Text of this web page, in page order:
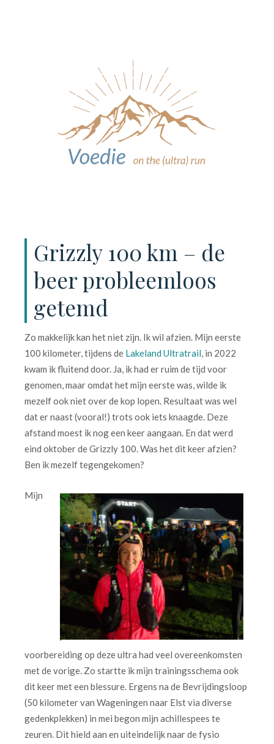
Grizzly 100 km – de
beer probleemloos
getemd
Zo makkelijk kan het niet zijn. Ik wil afzien. Mijn eerste
100 kilometer, tijdens de Lakeland Ultratrail, in 2022
kwam ik fluitend door. Ja, ik had er ruim de tijd voor
genomen, maar omdat het mijn eerste was, wilde ik
mezelf ook niet over de kop lopen. Resultaat was wel
dat er naast (vooral!) trots ook iets knaagde. Deze
afstand moest ik nog een keer aangaan. En dat werd
eind oktober de Grizzly 100. Was het dit keer afzien?
Ben ik mezelf tegengekomen?
Mijn
voorbereiding op deze ultra had veel overeenkomsten
met de vorige. Zo startte ik mijn trainingsschema ook
dit keer met een blessure. Ergens na de Bevrijdingsloop
(50 kilometer van Wageningen naar Elst via diverse
gedenkplekken) in mei begon mijn achillespees te
zeuren. Dit hield aan en uiteindelijk naar de fysio